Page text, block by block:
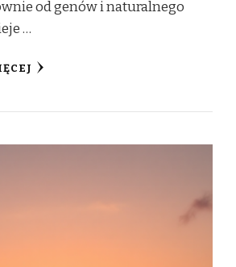
od genów i naturalnego
…